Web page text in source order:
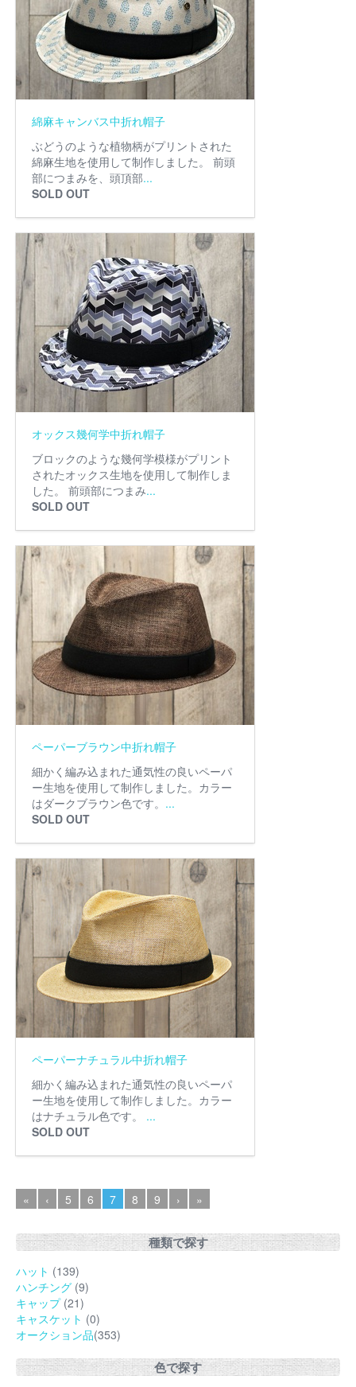
綿麻キャンバス中折れ帽子
ぶどうのような植物柄がプリントされた
綿麻生地を使用して制作しました。 前頭
部につまみを、頭頂部...
SOLD OUT
オックス幾何学中折れ帽子
ブロックのような幾何学模様がプリント
されたオックス生地を使用して制作しま
した。 前頭部につまみ...
SOLD OUT
ペーパーブラウン中折れ帽子
細かく編み込まれた通気性の良いペーパ
ー生地を使用して制作しました。カラー
はダークブラウン色です。 ...
SOLD OUT
ペーパーナチュラル中折れ帽子
細かく編み込まれた通気性の良いペーパ
ー生地を使用して制作しました。カラー
はナチュラル色です。 ...
SOLD OUT
« ‹ 5 6 7 8 9 › »
種類で探す
ハット (139)
ハンチング (9)
キャップ(21)
キャスケット (0)
オークション品(353)
色で探す